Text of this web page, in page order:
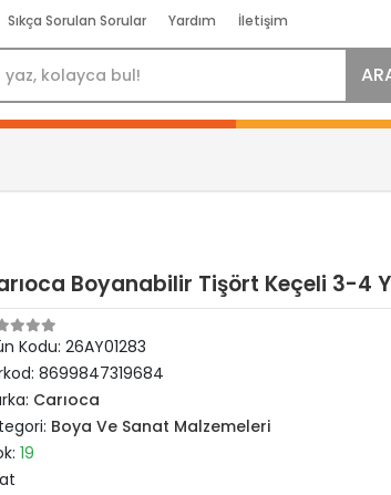
Sıkça Sorulan Sorular Yardım İletişim
Boyanabilir Tişört Keçeli 3-4
Kodu:26AY01283
8699847319684
Carıoca
Boya Ve Sanat Malzemeleri
19